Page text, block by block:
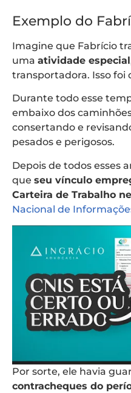
Exemplo do
Imagine que Fabrício
uma atividade especial
transportadora. Isso foi
Durante todo esse
embaixo dos
consertando e
pesados e perigosos.
Depois de todos esses
que seu vínculo
Carteira de Trabalho
Nacional de
Por sorte, ele havia
contracheques do